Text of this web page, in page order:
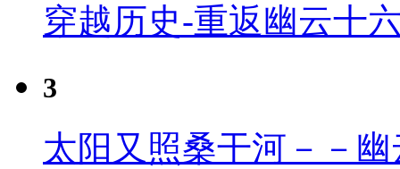
穿越历史-重返幽云十
3
太阳又照桑干河－－